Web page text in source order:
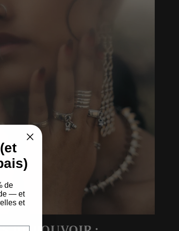
de
— et
et